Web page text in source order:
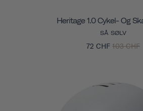
Heritage 1.0 Cykel- Og
SÅ SØLV
72 CHF 103 CHF